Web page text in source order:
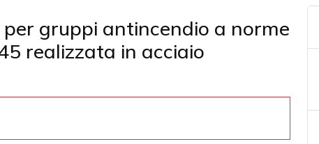
gruppi antincendio a norme
realizzata in acciaio